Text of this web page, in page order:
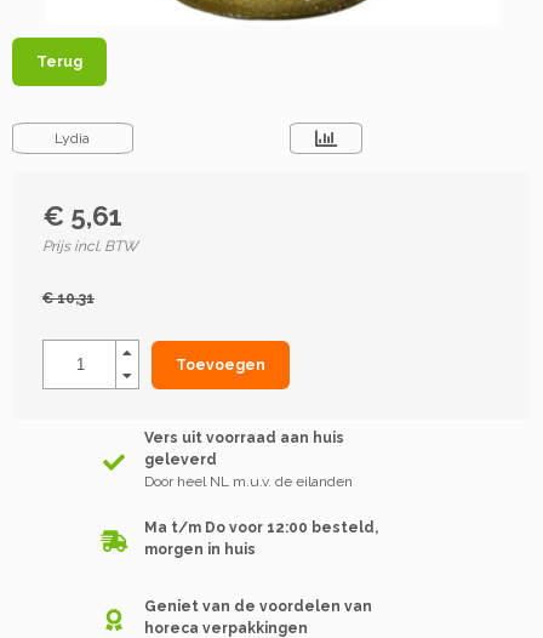
Terug
Lydia
€ 5,61
Prijs incl. BTW
€ 10,31
Toevoegen
Vers uit voorraad aan huis
geleverd
Door heel NL m.u.v. de eilanden
Ma t/m Do voor 12:00 besteld,
morgen in huis
Geniet van de voordelen van
horeca verpakkingen